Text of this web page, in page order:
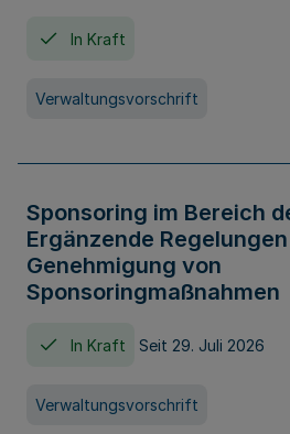
In Kraft
Verwaltungsvorschrift
Sponsoring im Bereich
Ergänzende
Genehmigung von
Sponsoringmaßnahmen
In Kraft Seit 29. Juli 2026
Verwaltungsvorschrift